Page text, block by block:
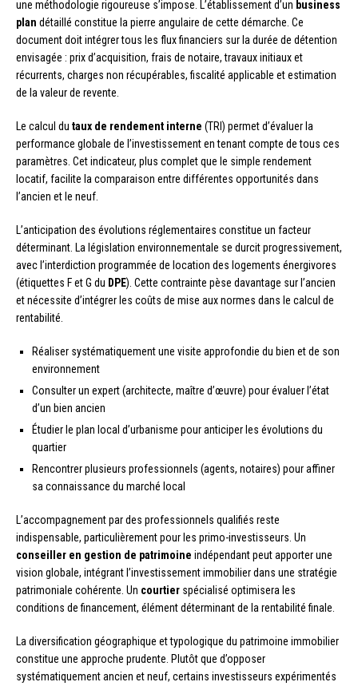
une méthodologie rigoureuse s’impose. L’établissement d’un business
plan détaillé constitue la pierre angulaire de cette démarche. Ce
document doit intégrer tous les flux financiers sur la durée de détention
envisagée : prix d’acquisition, frais de notaire, travaux initiaux et
récurrents, charges non récupérables, fiscalité applicable et estimation
de la valeur de revente.
Le calcul du taux de rendement interne (TRI) permet d’évaluer la
performance globale de l’investissement en tenant compte de tous ces
paramètres. Cet indicateur, plus complet que le simple rendement
locatif, facilite la comparaison entre différentes opportunités dans
l’ancien et le neuf.
L’anticipation des évolutions réglementaires constitue un facteur
déterminant. La législation environnementale se durcit progressivement,
avec l’interdiction programmée de location des logements énergivores
(étiquettes F et G du DPE). Cette contrainte pèse davantage sur l’ancien
et nécessite d’intégrer les coûts de mise aux normes dans le calcul de
rentabilité.
Réaliser systématiquement une visite approfondie du bien et de son
environnement
Consulter un expert (architecte, maître d’œuvre) pour évaluer l’état
d’un bien ancien
Étudier le plan local d’urbanisme pour anticiper les évolutions du
quartier
Rencontrer plusieurs professionnels (agents, notaires) pour affiner
sa connaissance du marché local
L’accompagnement par des professionnels qualifiés reste
indispensable, particulièrement pour les primo-investisseurs. Un
conseiller en gestion de patrimoine indépendant peut apporter une
vision globale, intégrant l’investissement immobilier dans une stratégie
patrimoniale cohérente. Un courtier spécialisé optimisera les
conditions de financement, élément déterminant de la rentabilité finale.
La diversification géographique et typologique du patrimoine immobilier
constitue une approche prudente. Plutôt que d’opposer
systématiquement ancien et neuf, certains investisseurs expérimentés